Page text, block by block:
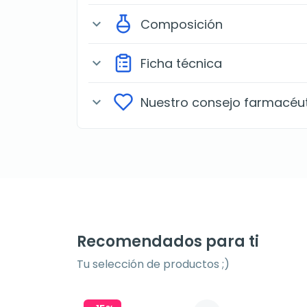
expand_more Composición
expand_more Ficha técnica
expand_more Nuestro consejo
Recomendados para ti
Tu selección de productos ;)